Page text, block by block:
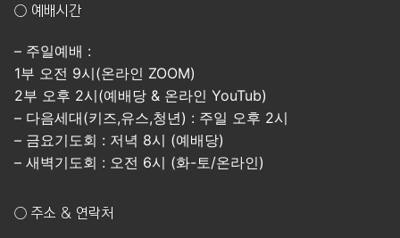
○ 예배시간
– 주일예배 :
1부 오전 9시(온라인 ZOOM)
2부 오후 2시(예배당 & 온라인 YouTub)
– 다음세대(키즈,유스,청년) : 주일 오후 2시
– 금요기도회 : 저녁 8시 (예배당)
– 새벽기도회 : 오전 6시 (화-토/온라인)
○ 주소 & 연락처